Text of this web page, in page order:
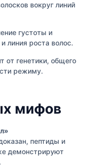
вокруг линий
густоты и
линия роста волос.
от генетики, общего
режиму.
мифов
пептиды и
демонстрируют